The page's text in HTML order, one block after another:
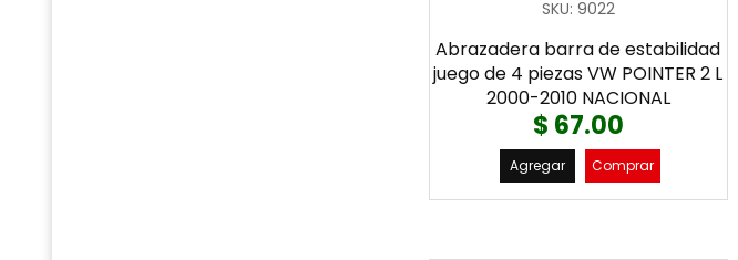
SKU: 9022
Abrazadera barra de estabilidad
juego de 4 piezas VW POINTER 2 L
2000-2010 NACIONAL
$ 67.00
Agregar Comprar